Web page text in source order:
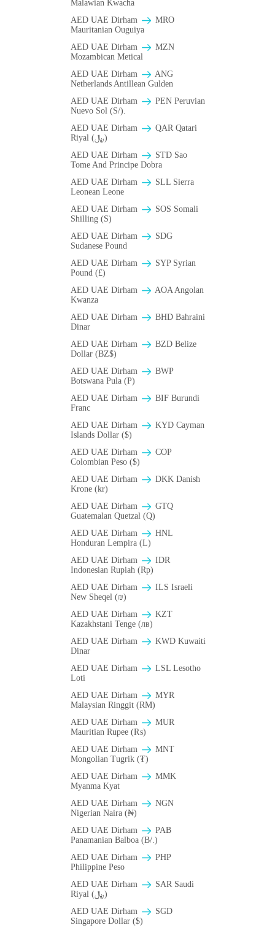
Malawian Kwacha
AED UAE Dirham
MRO
Mauritanian Ouguiya
AED UAE Dirham
MZN
Mozambican Metical
AED UAE Dirham
ANG
Netherlands Antillean Gulden
AED UAE Dirham
PEN Peruvian
Nuevo Sol (S/).
AED UAE Dirham
QAR Qatari
Riyal (﷼)
AED UAE Dirham
STD Sao
Tome And Principe Dobra
AED UAE Dirham
SLL Sierra
Leonean Leone
AED UAE Dirham
SOS Somali
Shilling (S)
AED UAE Dirham
SDG
Sudanese Pound
AED UAE Dirham
SYP Syrian
Pound (£)
AED UAE Dirham
AOA Angolan
Kwanza
AED UAE Dirham
BHD Bahraini
Dinar
AED UAE Dirham
BZD Belize
Dollar (BZ$)
AED UAE Dirham
BWP
Botswana Pula (P)
AED UAE Dirham
BIF Burundi
Franc
AED UAE Dirham
KYD Cayman
Islands Dollar ($)
AED UAE Dirham
COP
Colombian Peso ($)
AED UAE Dirham
DKK Danish
Krone (kr)
AED UAE Dirham
GTQ
Guatemalan Quetzal (Q)
AED UAE Dirham
HNL
Honduran Lempira (L)
AED UAE Dirham
IDR
Indonesian Rupiah (Rp)
AED UAE Dirham
ILS Israeli
New Sheqel (₪)
AED UAE Dirham
KZT
Kazakhstani Tenge (лв)
AED UAE Dirham
KWD Kuwaiti
Dinar
AED UAE Dirham
LSL Lesotho
Loti
AED UAE Dirham
MYR
Malaysian Ringgit (RM)
AED UAE Dirham
MUR
Mauritian Rupee (₨)
AED UAE Dirham
MNT
Mongolian Tugrik (₮)
AED UAE Dirham
MMK
Myanma Kyat
AED UAE Dirham
NGN
Nigerian Naira (₦)
AED UAE Dirham
PAB
Panamanian Balboa (B/.)
AED UAE Dirham
PHP
Philippine Peso
AED UAE Dirham
SAR Saudi
Riyal (﷼)
AED UAE Dirham
SGD
Singapore Dollar ($)